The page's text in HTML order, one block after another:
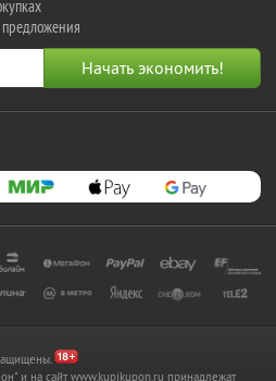
и на сайт www.kupikupon.ru принадлежат